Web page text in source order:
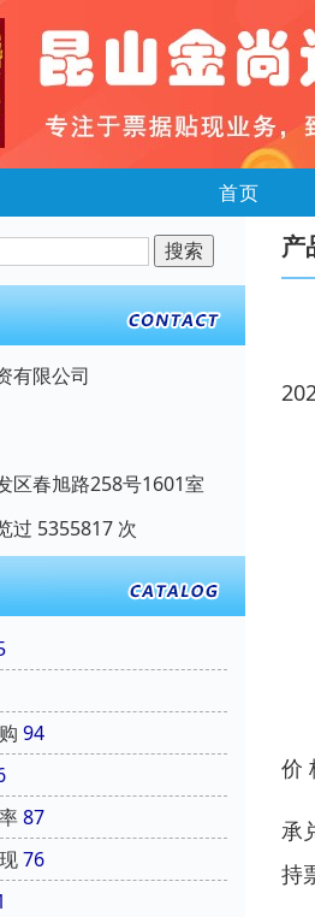
首页
有限公司
区春旭路258号1601室
过 5355817 次
94
87
76
产
价
承
持